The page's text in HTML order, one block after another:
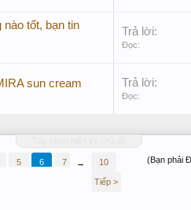
nào tốt, bạn tin
Trả lời:
Đọc:
sun cream Trả lời:
Đọc:
(Bạn phải
5 6 7 → 10
Tiếp >